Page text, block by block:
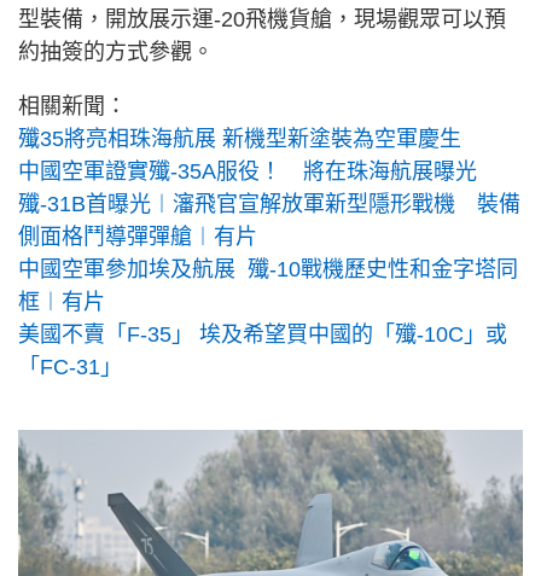
型裝備，開放展示運-20飛機貨艙，現場觀眾可以預
約抽簽的方式參觀。
相關新聞：
殲35將亮相珠海航展 新機型新塗裝為空軍慶生
中國空軍證實殲-35A服役！ 將在珠海航展曝光
殲-31B首曝光︱瀋飛官宣解放軍新型隱形戰機 裝備
側面格鬥導彈彈艙︱有片
中國空軍參加埃及航展 殲-10戰機歷史性和金字塔同
框︱有片
美國不賣「F-35」 埃及希望買中國的「殲-10C」或
「FC-31」